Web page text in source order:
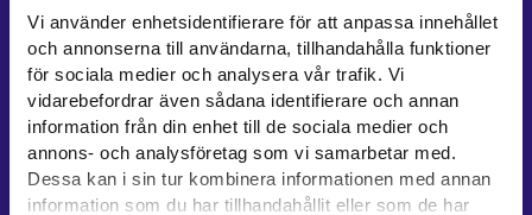
Vi använder enhetsidentifierare för att anpassa innehållet
och annonserna till användarna, tillhandahålla funktioner
för sociala medier och analysera vår trafik. Vi
vidarebefordrar även sådana identifierare och annan
information från din enhet till de sociala medier och
annons- och analysföretag som vi samarbetar med.
Dessa kan i sin tur kombinera informationen med annan
information som du har tillhandahållit eller som de har
Genvägar
E-tjänster
Min karriärstig
Jobbsökningsprofil
Lediga arbetsplatser
Information och aktuellt på andra språk